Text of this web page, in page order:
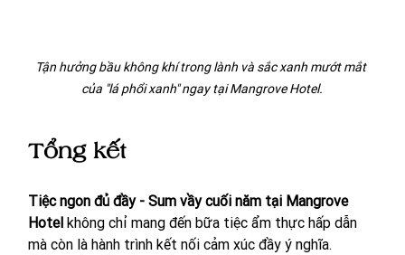
Tận hưởng bầu không khí trong lành và sắc xanh mướt mắt
của "lá phổi xanh" ngay tại Mangrove Hotel.
Tổng kết
Tiệc ngon đủ đầy - Sum vầy cuối năm tại Mangrove
Hotel không chỉ mang đến bữa tiệc ẩm thực hấp dẫn
mà còn là hành trình kết nối cảm xúc đầy ý nghĩa.